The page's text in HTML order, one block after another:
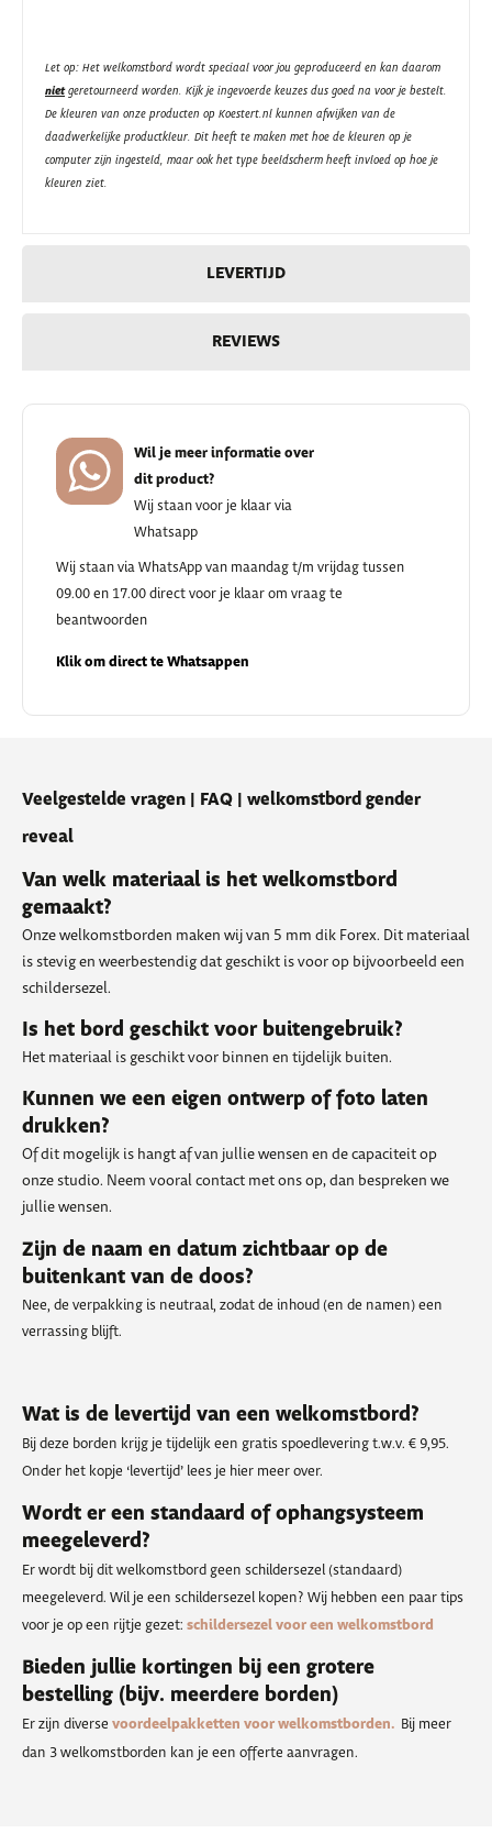
LEVERTIJD
REVIEWS
Let op: Het welkomstbord wordt speciaal voor jou geproduceerd en kan daarom
nietgeretourneerd worden. Kijk je ingevoerde keuzes dus goed na voor je bestelt.
De kleuren van onze producten op Koestert.nl kunnen afwijken van de
daadwerkelijke productkleur. Dit heeft te maken met hoe de kleuren op je
computer zijn ingesteld, maar ook het type beeldscherm heeft invloed op hoe je
kleuren ziet.
Wil je meer informatie over
dit product?
Wij staan voor je klaar via
Whatsapp
Wij staan via WhatsApp van maandag t/m vrijdag tussen
09.00 en 17.00 direct voor je klaar om vraag te
beantwoorden
Klik om direct te Whatsappen
Veelgestelde vragen | FAQ | welkomstbord gender
reveal
Van welk materiaal is het welkomstbord
gemaakt?
Onze welkomstborden maken wij van 5 mm dik Forex. Dit materiaal
is stevig en weerbestendig dat geschikt is voor op bijvoorbeeld een
schildersezel.
Is het bord geschikt voor buitengebruik?
Het materiaal is geschikt voor binnen en tijdelijk buiten.
Kunnen we een eigen ontwerp of foto laten
drukken?
Of dit mogelijk is hangt af van jullie wensen en de capaciteit op
onze studio. Neem vooral contact met ons op, dan bespreken we
jullie wensen.
Zijn de naam en datum zichtbaar op de
buitenkant van de doos?
Nee, de verpakking is neutraal, zodat de inhoud (en de namen) een
verrassing blijft.
Wat is de levertijd van een welkomstbord?
Bij deze borden krijg je tijdelijk een gratis spoedlevering t.w.v. € 9,95.
Onder het kopje ‘levertijd’ lees je hier meer over.
Wordt er een standaard of ophangsysteem
meegeleverd?
Er wordt bij dit welkomstbord geen schildersezel (standaard)
meegeleverd. Wil je een schildersezel kopen? Wij hebben een paar tips
voor je op een rijtje gezet: schildersezel voor een welkomstbord
Bieden jullie kortingen bij een grotere
bestelling (bijv. meerdere borden)
Er zijn diverse voordeelpakketten voor welkomstborden. Bij meer
dan 3 welkomstborden kan je een offerte aanvragen.